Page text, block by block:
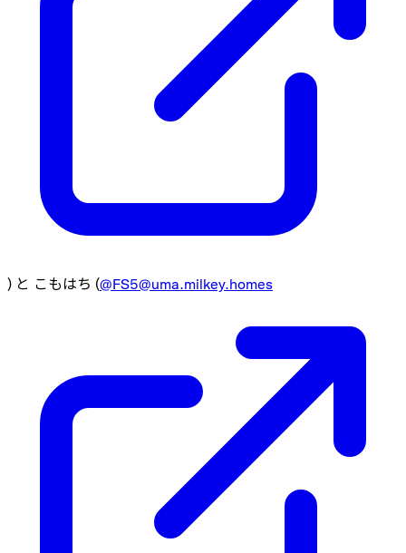
) と こもはち (@FS5@uma.milkey.homes